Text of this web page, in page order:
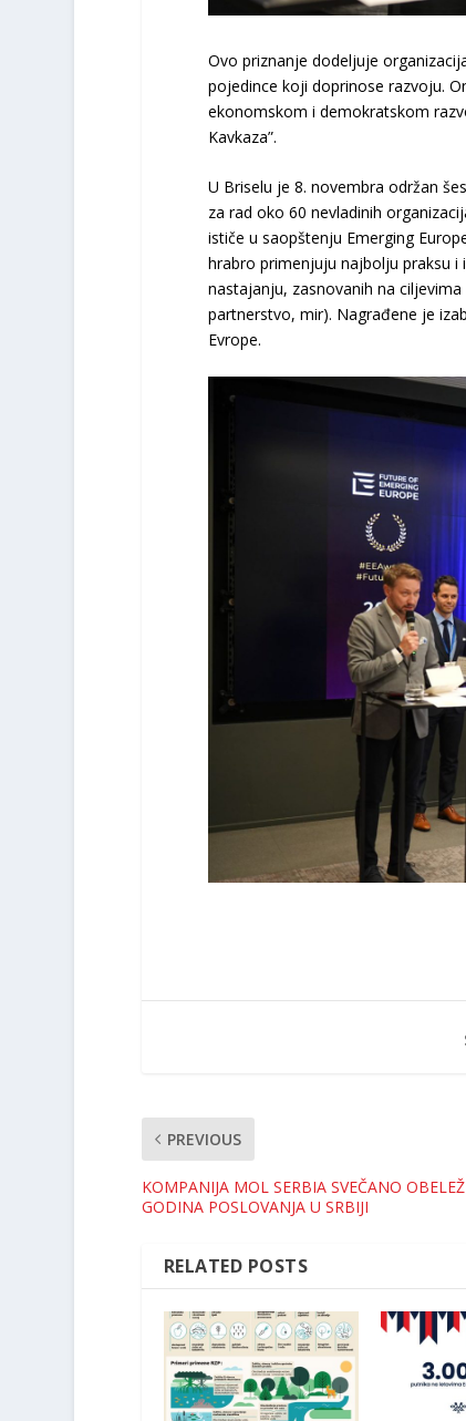
Ovo priznanje dodeljuje
pojedince koji doprinose razvoju.
ekonomskom i demokratskom
Kavkaza”.
U Briselu je 8. novembra održan
za rad oko 60 nevladinih
ističe u saopštenju Emerging
hrabro primenjuju najbolju praksu i
nastajanju, zasnovanih na
partnerstvo, mir). Nagrađene je
Evrope.
PREVIOUS
KOMPANIJA MOL SERBIA SVEČANO
GODINA POSLOVANJA U SRBIJI
RELATED POSTS